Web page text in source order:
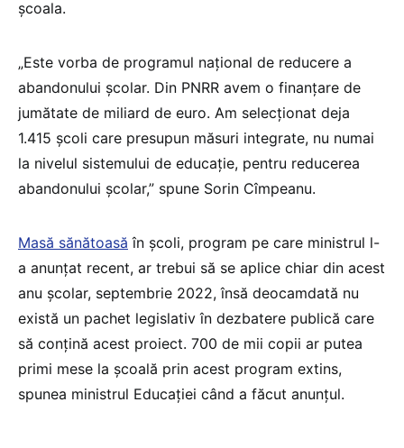
școala.
„Este vorba de programul național de reducere a
abandonului școlar. Din PNRR avem o finanțare de
jumătate de miliard de euro. Am selecționat deja
1.415 școli care presupun măsuri integrate, nu numai
la nivelul sistemului de educație, pentru reducerea
abandonului școlar,” spune Sorin Cîmpeanu.
Masă sănătoasă în școli, program pe care ministrul l-
a anunțat recent, ar trebui să se aplice chiar din acest
anu școlar, septembrie 2022, însă deocamdată nu
există un pachet legislativ în dezbatere publică care
să conțină acest proiect. 700 de mii copii ar putea
primi mese la școală prin acest program extins,
spunea ministrul Educației când a făcut anunțul.